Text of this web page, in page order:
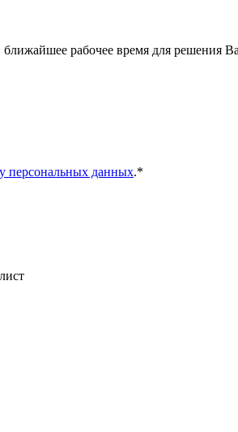
рабочее время для решения
персональных данных.*